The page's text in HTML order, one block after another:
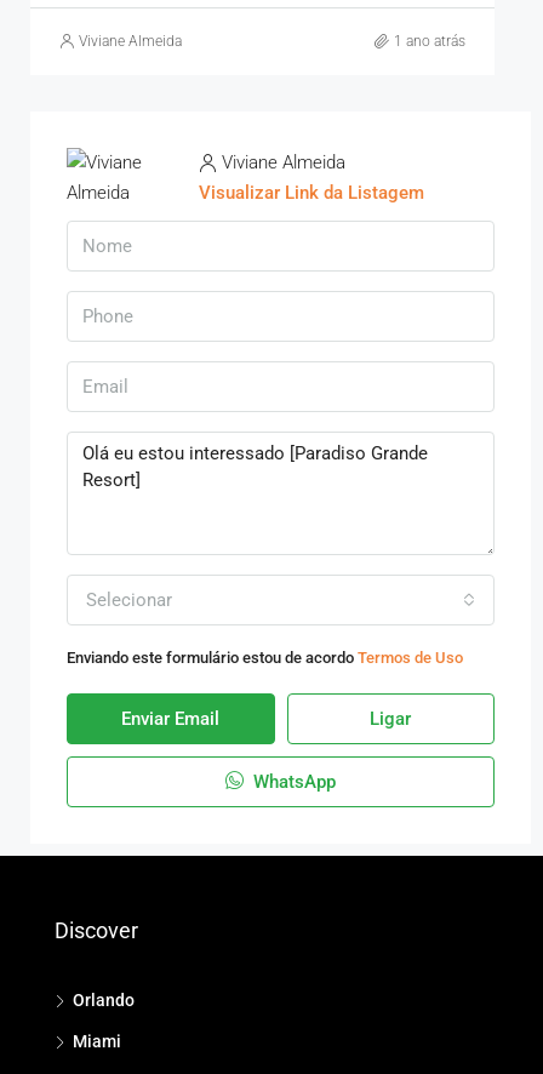
Viviane Almeida 1 ano atrás
Viviane Almeida
Visualizar Link da Listagem
Selecionar
Enviando este formulário estou de acordo Termos de Uso
Enviar Email Ligar
WhatsApp
Discover
Orlando
Miami